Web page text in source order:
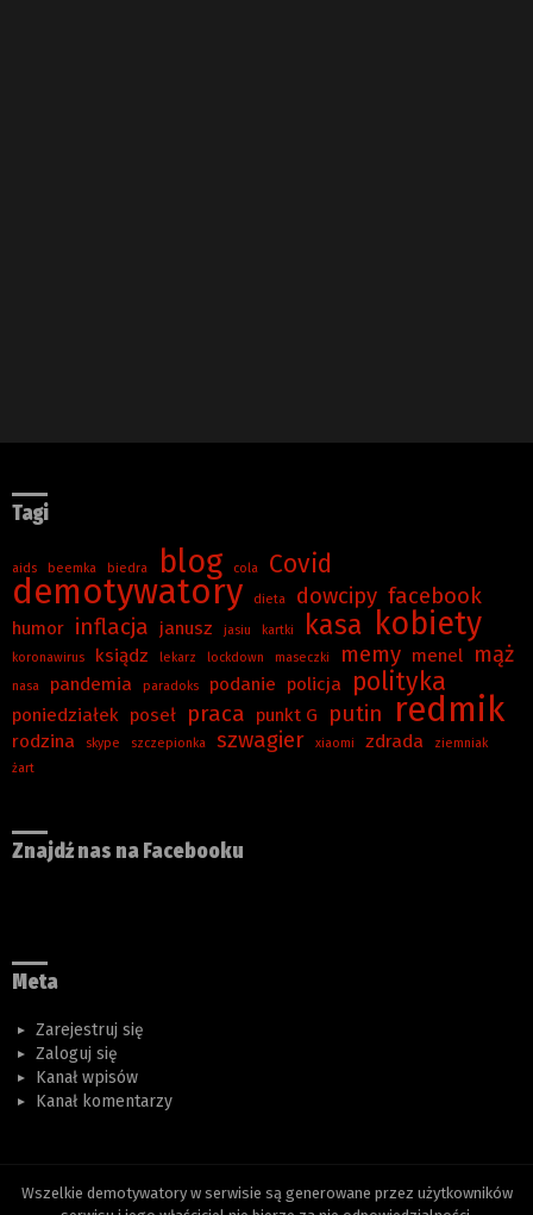
Tagi
aids beemka biedra blog cola Covid
demotywatory dieta dowcipy facebook
humor inflacja janusz jasiu kartki kasa kobiety
koronawirus ksiądz lekarz lockdown maseczki memy menel mąż
nasa pandemia paradoks podanie policja polityka
poniedziałek poseł praca punkt G putin redmik
rodzina skype szczepionka szwagier xiaomi zdrada
ziemniak
żart
Znajdź nas na Facebooku
Meta
Zarejestruj się
Zaloguj się
Kanał wpisów
Kanał komentarzy
Wszelkie demotywatory w serwisie są generowane przez użytkowników